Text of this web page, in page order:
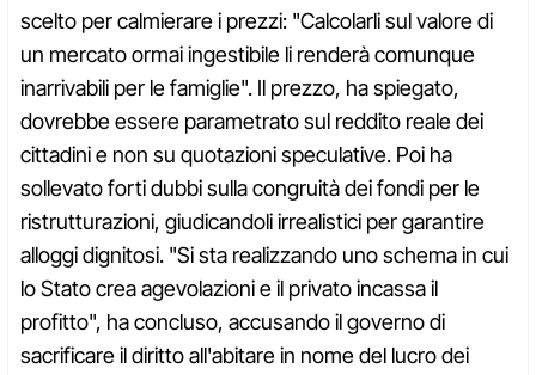
scelto per calmierare i prezzi: "Calcolarli sul valore di
un mercato ormai ingestibile li renderà comunque
inarrivabili per le famiglie". Il prezzo, ha spiegato,
dovrebbe essere parametrato sul reddito reale dei
cittadini e non su quotazioni speculative. Poi ha
sollevato forti dubbi sulla congruità dei fondi per le
ristrutturazioni, giudicandoli irrealistici per garantire
alloggi dignitosi. "Si sta realizzando uno schema in cui
lo Stato crea agevolazioni e il privato incassa il
profitto", ha concluso, accusando il governo di
sacrificare il diritto all'abitare in nome del lucro dei